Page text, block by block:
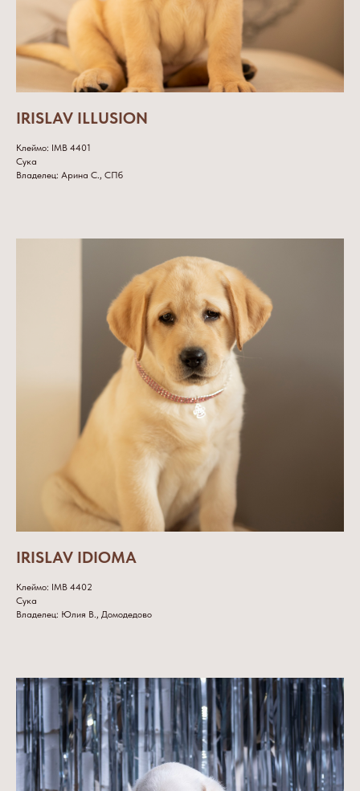
IRISLAV ILLUSION
Клеймо: IMB 4401
Сука
Владелец: Арина С., СПб
IRISLAV IDIOMA
Клеймо: IMB 4402
Сука
Владелец: Юлия В., Домодедово